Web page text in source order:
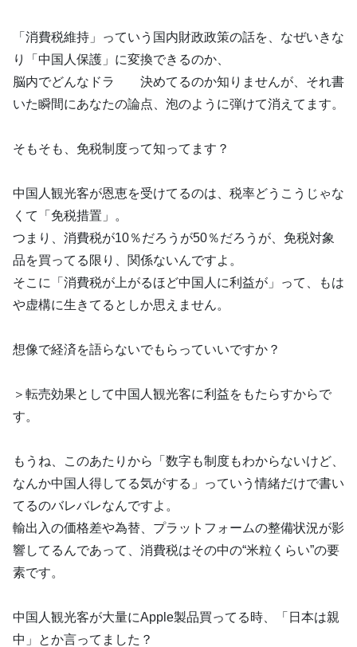
「消費税維持」っていう国内財政政策の話を、なぜいきな
り「中国人保護」に変換できるのか、
脳内でどんなドラ 決めてるのか知りませんが、それ書
いた瞬間にあなたの論点、泡のように弾けて消えてます。
そもそも、免税制度って知ってます？
中国人観光客が恩恵を受けてるのは、税率どうこうじゃな
くて「免税措置」。
つまり、消費税が10％だろうが50％だろうが、免税対象
品を買ってる限り、関係ないんですよ。
そこに「消費税が上がるほど中国人に利益が」って、もは
や虚構に生きてるとしか思えません。
想像で経済を語らないでもらっていいですか？
＞転売効果として中国人観光客に利益をもたらすからで
す。
もうね、このあたりから「数字も制度もわからないけど、
なんか中国人得してる気がする」っていう情緒だけで書い
てるのバレバレなんですよ。
輸出入の価格差や為替、プラットフォームの整備状況が影
響してるんであって、消費税はその中の“米粒くらい”の要
素です。
中国人観光客が大量にApple製品買ってる時、「日本は親
中」とか言ってました？